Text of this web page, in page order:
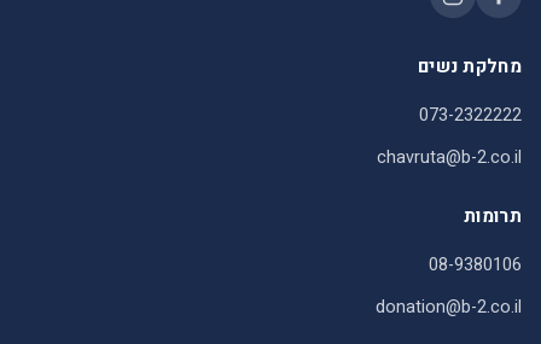
מחלקת נשים
073-2322222
chavruta@b-2.co.il
תרומות
08-9380106
donation@b-2.co.il